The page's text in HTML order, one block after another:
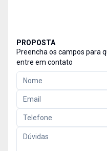
PROPOSTA
Preencha os campos para
entre em contato